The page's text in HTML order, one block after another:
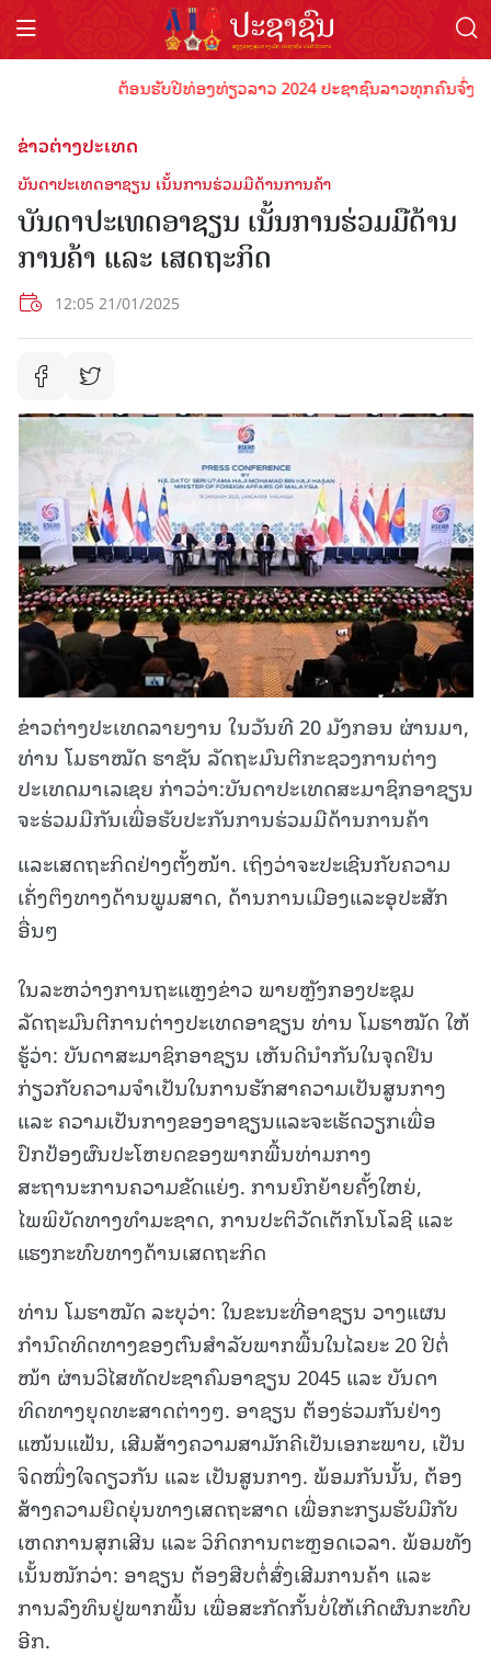
ຕ້ອນຮັບປີທ່ອງທ່ຽວລາວ 2024 ປະຊາຊົນລາວທຸກຄົນຈົ່ງພ້
ຂ່າວຕ່າງປະເທດ
ບັນດາປະເທດອາຊຽນ ເນັ້ນການຮ່ວມມືດ້ານການຄ້າ
ບັນດາປະເທດອາຊຽນ ເນັ້ນການຮ່ວມມືດ້ານ
ການຄ້າ ແລະ ເສດຖະກິດ
12:05 21/01/2025
ຂ່າວຕ່າງປະເທດລາຍງານ ໃນວັນທີ 20 ມັງກອນ ຜ່ານມາ,
ທ່ານ ໂມຮາໝັດ ຮາຊັນ ລັດຖະມົນຕີກະຊວງການຕ່າງ
ປະເທດມາເລເຊຍ ກ່າວວ່າ:ບັນດາປະເທດສະມາຊິກອາຊຽນ
ຈະຮ່ວມມືກັນເພື່ອຮັບປະກັນການຮ່ວມມືດ້ານການຄ້າ
ແລະເສດຖະກິດຢ່າງຕັ້ງໜ້າ. ເຖິງວ່າຈະປະເຊີນກັບຄວາມ
ເຄັ່ງຕຶງທາງດ້ານພູມສາດ, ດ້ານການເມືອງແລະອຸປະສັກ
ອື່ນໆ
ໃນລະຫວ່າງການຖະແຫຼງຂ່າວ ພາຍຫຼັງກອງປະຊຸມ
ລັດຖະມົນຕີການຕ່າງປະເທດອາຊຽນ ທ່ານ ໂມຮາໝັດ ໃຫ້
ຮູ້ວ່າ: ບັນດາສະມາຊິກອາຊຽນ ເຫັນດີນຳກັນໃນຈຸດຢືນ
ກ່ຽວກັບຄວາມຈຳເປັນໃນການຮັກສາຄວາມເປັນສູນກາງ
ແລະ ຄວາມເປັນກາງຂອງອາຊຽນແລະຈະເຮັດວຽກເພື່ອ
ປົກປ້ອງຜົນປະໂຫຍດຂອງພາກພື້ນທ່າມກາງ
ສະຖານະການຄວາມຂັດແຍ່ງ. ການຍົກຍ້າຍຄັ້ງໃຫຍ່,
ໄພພິບັດທາງທໍາມະຊາດ, ການປະຕິວັດເຕັກໂນໂລຊີ ແລະ
ແຮງກະທົບທາງດ້ານເສດຖະກິດ
ທ່ານ ໂມຮາໝັດ ລະບຸວ່າ: ໃນຂະນະທີ່ອາຊຽນ ວາງແຜນ
ກຳນົດທິດທາງຂອງຕົນສຳລັບພາກພື້ນໃນໄລຍະ 20 ປີຕໍ່
ໜ້າ ຜ່ານວິໄສທັດປະຊາຄົມອາຊຽນ 2045 ແລະ ບັນດາ
ທິດທາງຍຸດທະສາດຕ່າງໆ. ອາຊຽນ ຕ້ອງຮ່ວມກັນຢ່າງ
ແໜ້ນແຟ້ນ, ເສີມສ້າງຄວາມສາມັກຄີເປັນເອກະພາບ, ເປັນ
ຈິດໜຶ່ງໃຈດຽວກັນ ແລະ ເປັນສູນກາງ. ພ້ອມກັນນັ້ນ, ຕ້ອງ
ສ້າງຄວາມຍືດຍຸ່ນທາງເສດຖະສາດ ເພື່ອກະກຽມຮັບມືກັບ
ເຫດການສຸກເສີນ ແລະ ວິກິດການຕະຫຼອດເວລາ. ພ້ອມທັງ
ເນັ້ນໜັກວ່າ: ອາຊຽນ ຕ້ອງສືບຕໍ່ສົ່ງເສີມການຄ້າ ແລະ
ການລົງທຶນຢູ່ພາກພື້ນ ເພື່ອສະກັດກັ້ນບໍ່ໃຫ້ເກີດຜົນກະທົບ
ອີກ.